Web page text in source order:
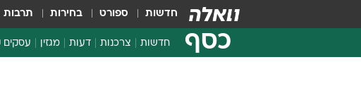
חדשות ספורט בחירות תרבות
כסף חדשות צרכנות דעות מגזין עסקים